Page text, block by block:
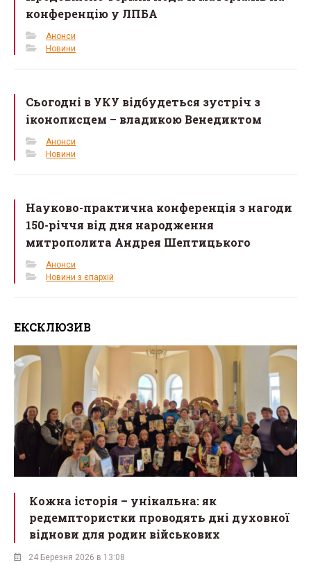
конференцію у ЛПБА
Анонси
Новини
Сьогодні в УКУ відбудеться зустріч з
іконописцем – владикою Венедиктом
Анонси
Новини
Науково-практична конференція з нагоди
150-річчя від дня народження
митрополита Андрея Шептицького
Анонси
Новини з єпархій
ЕКСКЛЮЗИВ
Кожна історія – унікальна: як
редемптористки проводять дні духовної
віднови для родин військових
24 Березня 2026 в 13:08